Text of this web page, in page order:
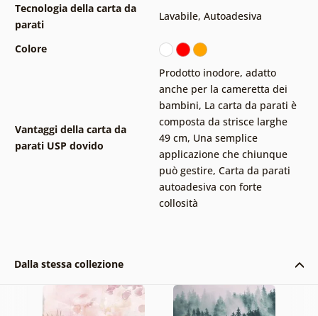
Tecnologia della carta da
parati
Lavabile, Autoadesiva
Colore
Vantaggi della carta da
parati USP dovido
Prodotto inodore, adatto
anche per la cameretta dei
bambini, La carta da parati è
composta da strisce larghe
49 cm, Una semplice
applicazione che chiunque
può gestire, Carta da parati
autoadesiva con forte
collosità
Dalla stessa collezione